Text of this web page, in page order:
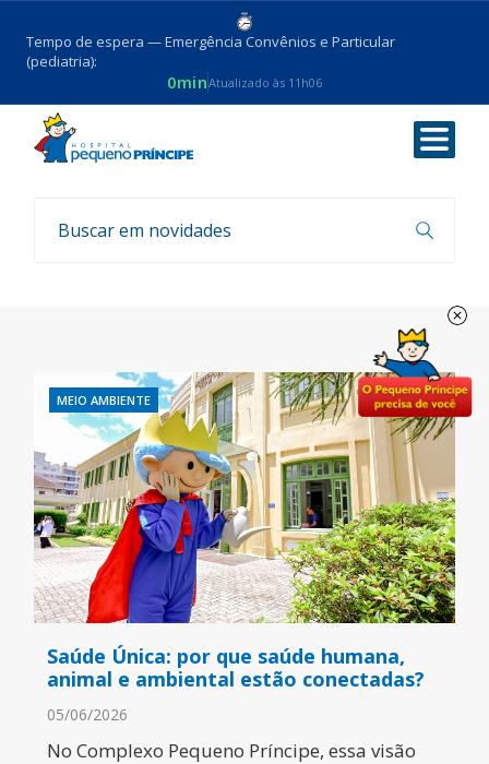
Tempo de espera — Emergência Convênios e Particular
(pediatria):
0minAtualizado às 11h06
Voltar
Meio ambiente
MEIO AMBIENTE
Saúde Única: por que saúde humana,
animal e ambiental estão conectadas?
05/06/2026
No Complexo Pequeno Príncipe, essa visão